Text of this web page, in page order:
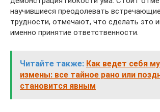
научившиеся преодолевать
трудности, отмечают, что сделать это
именно принятие ответственности.
Читайте также: Как ведет себя
измены: все тайное рано или
становится явным